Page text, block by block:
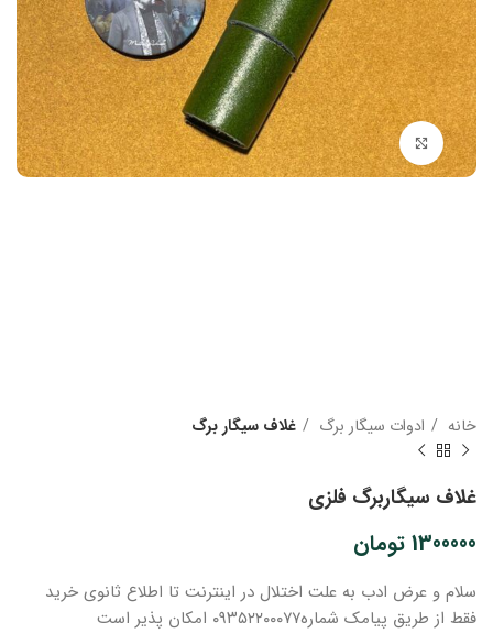
بزرگنمایی تصویر
خانه ادوات سیگار برگ غلاف سیگار برگ
غلاف سیگاربرگ فلزی
1300000 تومان
سلام و عرض ادب به علت اختلال در اینترنت تا اطلاع ثانوی خرید
فقط از طریق پیامک شماره۰۹۳۵۲۲۰۰۰۷۷ امکان پذیر است